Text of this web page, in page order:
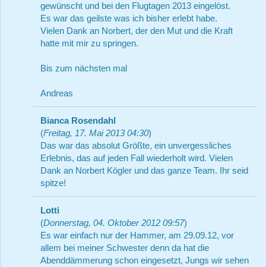
gewünscht und bei den Flugtagen 2013 eingelöst.
Es war das geilste was ich bisher erlebt habe.
Vielen Dank an Norbert, der den Mut und die Kraft
hatte mit mir zu springen.
Bis zum nächsten mal
Andreas
Bianca Rosendahl
(Freitag, 17. Mai 2013 04:30)
Das war das absolut Größte, ein unvergessliches
Erlebnis, das auf jeden Fall wiederholt wird. Vielen
Dank an Norbert Kögler und das ganze Team. Ihr seid
spitze!
Lotti
(Donnerstag, 04. Oktober 2012 09:57)
Es war einfach nur der Hammer, am 29.09.12, vor
allem bei meiner Schwester denn da hat die
Abenddämmerung schon eingesetzt, Jungs wir sehen